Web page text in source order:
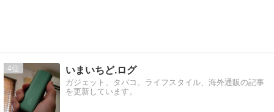
4 いまいちど.ログ
ガジェット、タバコ、ライフスタイル、海外通販の記事
を更新しています。